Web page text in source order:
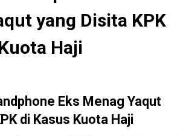
yang Disita KPK
Haji
Eks Menag Yaqut
di Kasus Kuota Haji